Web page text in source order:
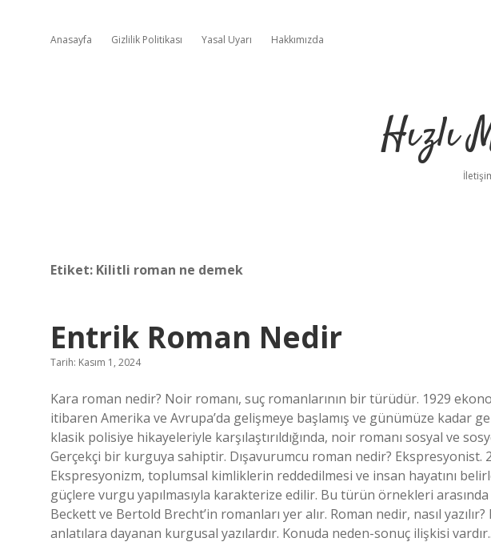
Anasayfa Gizlilik Politikası Yasal Uyarı Hakkımızda
Hızlı
Etiket: Kilitli roman ne demek
Entrik Roman Nedir
Tarih: Kasım 1, 2024
Kara roman nedir? Noir romanı, suç romanlarının bir türüdür. 1929
itibaren Amerika ve Avrupa’da gelişmeye başlamış ve günümüze kadar
klasik polisiye hikayeleriyle karşılaştırıldığında, noir romanı sosyal ve
Gerçekçi bir kurguya sahiptir. Dışavurumcu roman nedir? Ekspresyonist.
Ekspresyonizm, toplumsal kimliklerin reddedilmesi ve insan hayatını
güçlere vurgu yapılmasıyla karakterize edilir. Bu türün örnekleri
Beckett ve Bertold Brecht’in romanları yer alır. Roman nedir, nasıl
anlatılara dayanan kurgusal yazılardır. Konuda neden-sonuç ilişkisi